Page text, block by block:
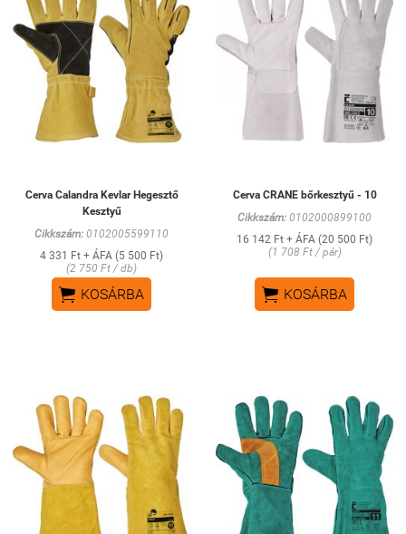
Cerva Calandra Kevlar Hegesztő
Kesztyű
Cikkszám: 0102005599110
4 331 Ft + ÁFA (5 500 Ft)
(2 750 Ft / db)
 KOSÁRBA
Cerva CRANE bőrkesztyű - 10
Cikkszám: 0102000899100
16 142 Ft + ÁFA (20 500 Ft)
(1 708 Ft / pár)
 KOSÁRBA